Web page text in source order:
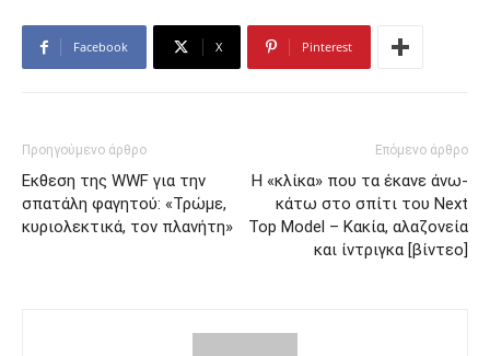
Facebook X Pinterest
Προηγούμενο άρθρο
Εκθεση της WWF για την
σπατάλη φαγητού: «Τρώμε,
κυριολεκτικά, τον πλανήτη»
Επόμενο άρθρο
Η «κλίκα» που τα έκανε άνω-
κάτω στο σπίτι του Next
Top Model – Κακία, αλαζονεία
και ίντριγκα [βίντεο]